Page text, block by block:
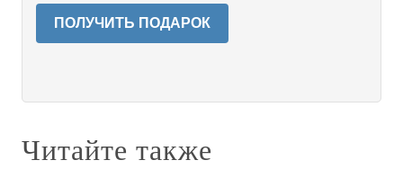
ПОЛУЧИТЬ ПОДАРОК
Читайте также